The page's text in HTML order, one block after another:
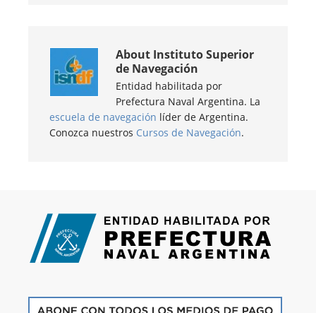
About Instituto Superior
de Navegación
Entidad habilitada por
Prefectura Naval Argentina. La
escuela de navegación líder de Argentina.
Conozca nuestros Cursos de Navegación.